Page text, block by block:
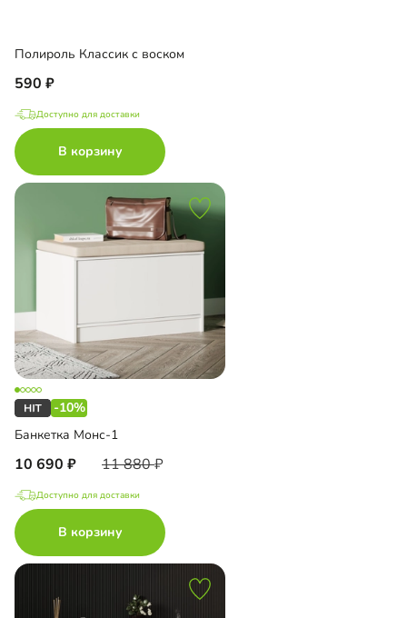
Полироль Классик с воском
590
Доступно для доставки
В корзину
-10%
Банкетка Монс-1
10 690 11 880
Доступно для доставки
В корзину